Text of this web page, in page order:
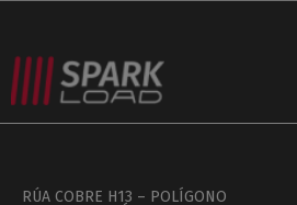
RÚA COBRE H13 – POLÍGONO